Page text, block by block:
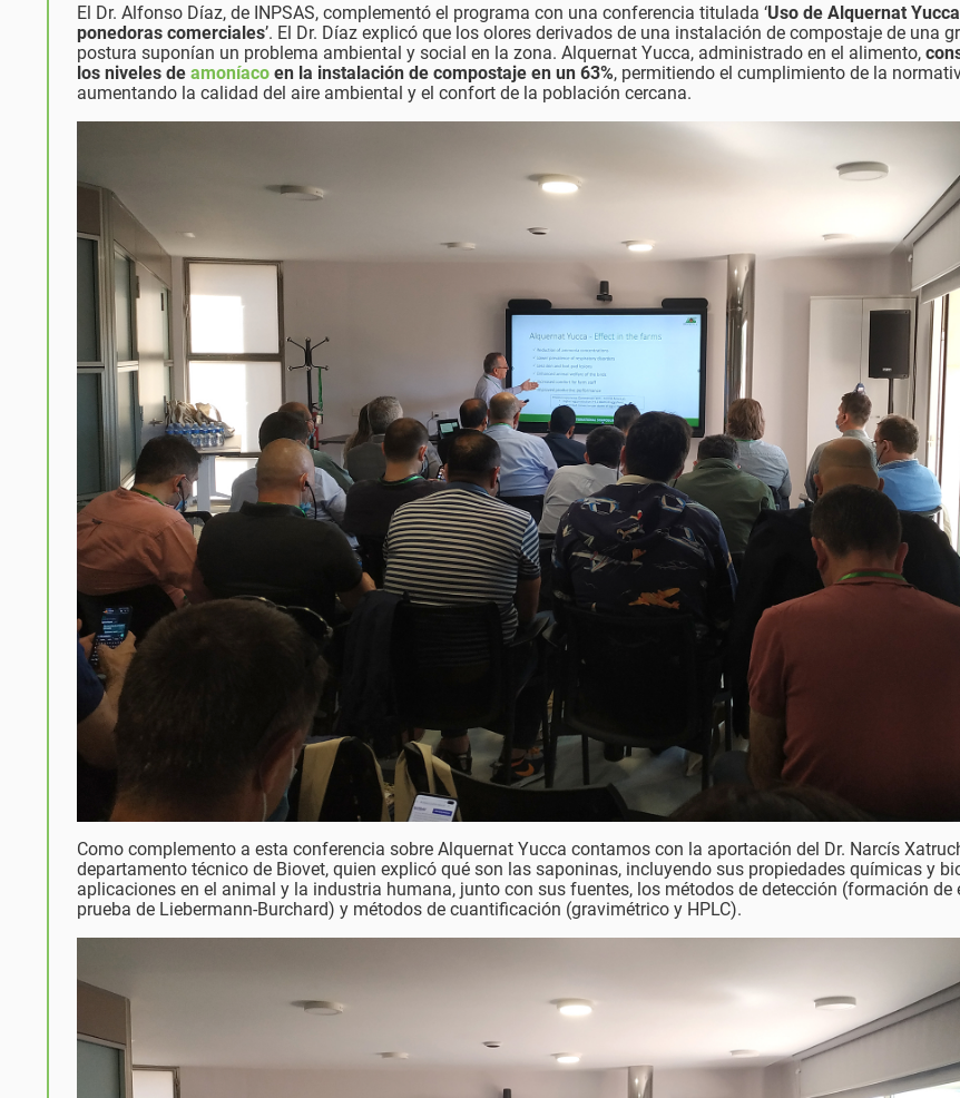
El Dr. Alfonso Díaz, de INPSAS, complementó el programa con una conferencia titulada ‘Uso de Alquernat
ponedoras comerciales’. El Dr. Díaz explicó que los olores derivados de una instalación de compostaje de una
postura suponían un problema ambiental y social en la zona. Alquernat Yucca, administrado en el alimento,
los niveles de amoníaco en la instalación de compostaje en un 63%, permitiendo el cumplimiento de la
aumentando la calidad del aire ambiental y el confort de la población cercana.
Como complemento a esta conferencia sobre Alquernat Yucca contamos con la aportación del Dr. Narcís
departamento técnico de Biovet, quien explicó qué son las saponinas, incluyendo sus propiedades químicas y
aplicaciones en el animal y la industria humana, junto con sus fuentes, los métodos de detección (formación de
prueba de Liebermann-Burchard) y métodos de cuantificación (gravimétrico y HPLC).